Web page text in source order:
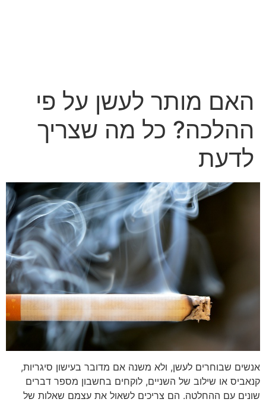
האם מותר לעשן על פי
ההלכה? כל מה שצריך
לדעת
אנשים שבוחרים לעשן, ולא משנה אם מדובר בעישון סיגריות,
קנאביס או שילוב של השניים, לוקחים בחשבון מספר דברים
שונים עם ההחלטה. הם צריכים לשאול את עצמם שאלות של